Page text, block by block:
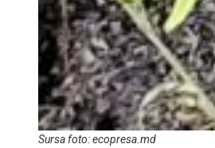
Sursa foto: ecopresa.md